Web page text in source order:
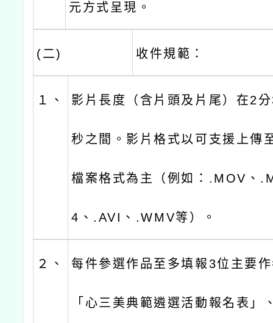
元方式呈現。
(二) 收件規範：
１、 影片長度（含片頭及片尾）在2
秒之間。影片格式以可支援上傳
檔案格式為主（例如：.MOV、
4、.AVI、.WMV等）。
２、 每件參選作品至多填報3位主要
「心三美典範遴選活動報名表」